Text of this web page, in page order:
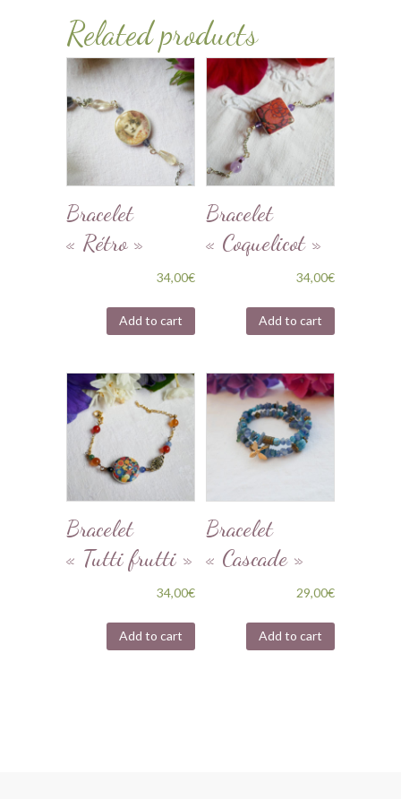
Related products
Bracelet
« Rétro »
34,00€
Add to cart
Bracelet
« Coquelicot »
34,00€
Add to cart
Bracelet
« Tutti frutti »
34,00€
Add to cart
Bracelet
« Cascade »
29,00€
Add to cart